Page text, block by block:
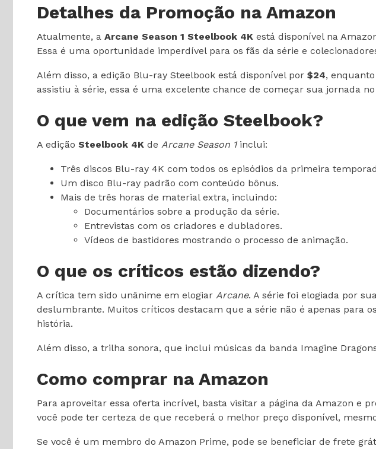
Detalhes da Promoção na Amazon
Atualmente, a Arcane Season 1 Steelbook 4K está disponível na
Essa é uma oportunidade imperdível para os fãs da série e
Além disso, a edição Blu-ray Steelbook está disponível por $24,
assistiu à série, essa é uma excelente chance de começar sua jornada
O que vem na edição Steelbook?
A edição Steelbook 4K de Arcane Season 1inclui:
Três discos Blu-ray 4K com todos os episódios da primeira
Um disco Blu-ray padrão com conteúdo bônus.
Mais de três horas de material extra, incluindo:
Documentários sobre a produção da série.
Entrevistas com os criadores e dubladores.
Vídeos de bastidores mostrando o processo de animação.
O que os críticos estão dizendo?
A crítica tem sido unânime em elogiar Arcane. A série foi elogiada por
deslumbrante. Muitos críticos destacam que a série não é apenas para
história.
Além disso, a trilha sonora, que inclui músicas da banda Imagine
Como comprar na Amazon
Para aproveitar essa oferta incrível, basta visitar a página da Amazon e
você pode ter certeza de que receberá o melhor preço disponível,
Se você é um membro do Amazon Prime, pode se beneficiar de frete